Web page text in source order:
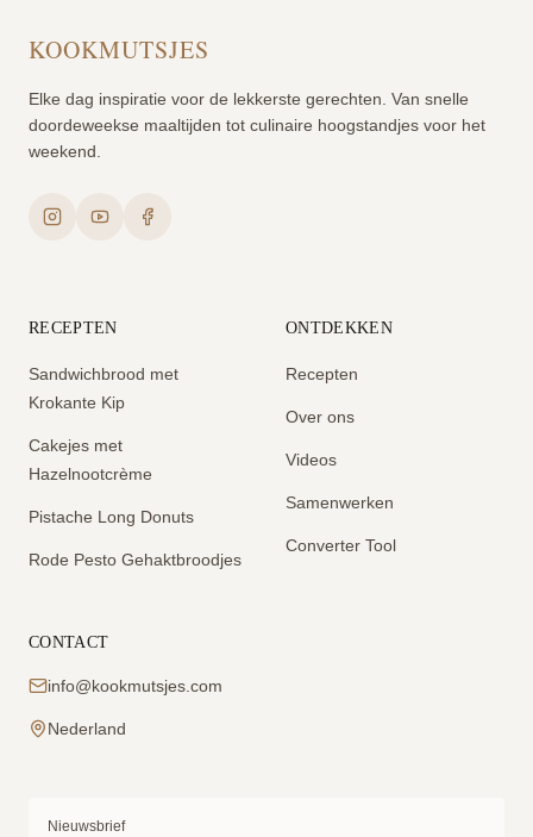
KOOKMUTSJES
Elke dag inspiratie voor de lekkerste gerechten. Van snelle
doordeweekse maaltijden tot culinaire hoogstandjes voor het
weekend.
RECEPTEN
Sandwichbrood met
Krokante Kip
Cakejes met
Hazelnootcrème
Pistache Long Donuts
Rode Pesto Gehaktbroodjes
ONTDEKKEN
Recepten
Over ons
Videos
Samenwerken
Converter Tool
CONTACT
info@kookmutsjes.com
Nederland
Nieuwsbrief